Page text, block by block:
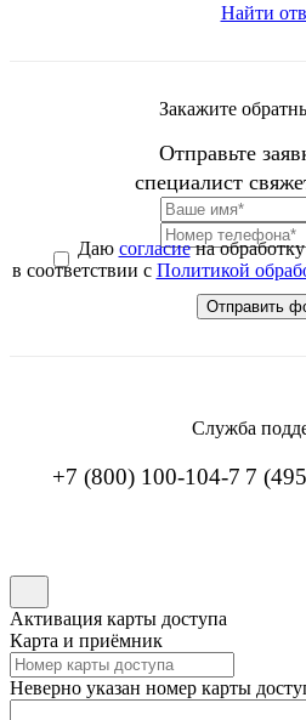
Найти
Закажите
Отправьте
специалист
Даю согласиена
в соответствии с Политикой
Служба
+7 (800) 100-104-7 7
Активация карты доступа
Карта и приёмник
Неверно указан номер карты